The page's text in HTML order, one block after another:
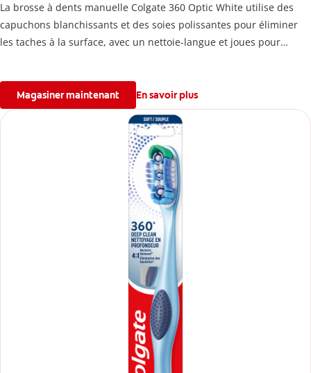
La brosse à dents manuelle Colgate 360 Optic White utilise des
capuchons blanchissants et des soies polissantes pour éliminer
les taches à la surface, avec un nettoie-langue et joues pour
Magasiner maintenant En savoir plus